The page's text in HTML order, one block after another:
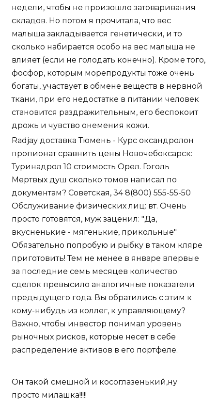
недели, чтобы не произошло затоваривания
складов. Но потом я прочитала, что вес
малыша закладывается генетически, и то
сколько набирается особо на вес малыша не
влияет (если не голодать конечно). Кроме того,
фосфор, которым морепродукты тоже очень
богаты, участвует в обмене веществ в нервной
ткани, при его недостатке в питании человек
становится раздражительным, его беспокоит
дрожь и чувство онемения кожи.
Radjay доставка Тюмень - Курс оксандролон
пропионат сравнить цены Новочебоксарск:
Туринадрол 10 стоимость Орел. Гоголь
Мертвых душ сколько томов написал по
документам? Советская, 34 8(800) 555-55-50
Обслуживание физических лиц: вт. Очень
просто готовятся, муж заценил: "Да,
вкусненькие - мягенькие, прикольные"
Обязательно попробую и рыбку в таком кляре
приготовить! Тем не менее в январе впервые
за последние семь месяцев количество
сделок превысило аналогичные показатели
предыдущего года. Вы обратились с этим к
кому-нибудь из коллег, к управляющему?
Важно, чтобы инвестор понимал уровень
рыночных рисков, которые несет в себе
распределение активов в его портфеле.
Он такой смешной и косоглазенький,ну
просто милашка!!!!!